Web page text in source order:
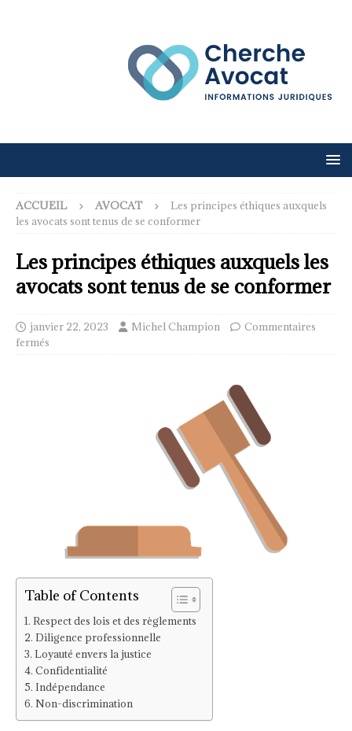
ACCUEIL AVOCAT
Les principes éthiques auxquels
les avocats sont tenus de se conformer
Les principes éthiques auxquels les
avocats sont tenus de se conformer
janvier 22, 2023 Michel Champion
Commentaires
fermés
Table of Contents
Respect des lois et des règlements
Diligence professionnelle
Loyauté envers la justice
Confidentialité
Indépendance
Non-discrimination